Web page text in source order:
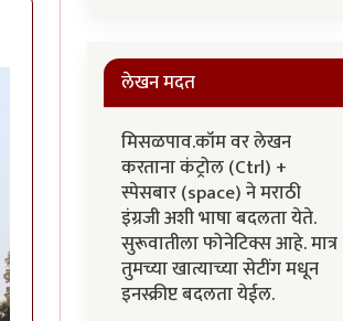
लेखन मदत
मिसळपाव.कॉम वर लेखन
करताना कंट्रोल (Ctrl) +
स्पेसबार (space) ने मराठी
इंग्रजी अशी भाषा बदलता येते.
सुरूवातीला फोनेटिक्स आहे. मात्र
तुमच्या खात्याच्या सेटींग मधून
इनस्क्रीप्ट बदलता येईल.